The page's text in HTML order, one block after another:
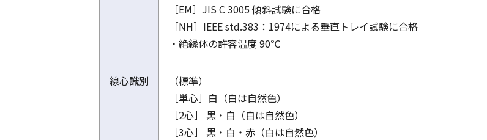
［EM］JIS C 3005 傾斜試験に合格
［NH］IEEE std.383：1974による垂直トレイ試験に合格
・絶縁体の許容温度 90℃
線心識別
（標準）
［単心］白（白は自然色）
［2心］ 黒・白（白は自然色）
［3心］ 黒・白・赤（白は自然色）